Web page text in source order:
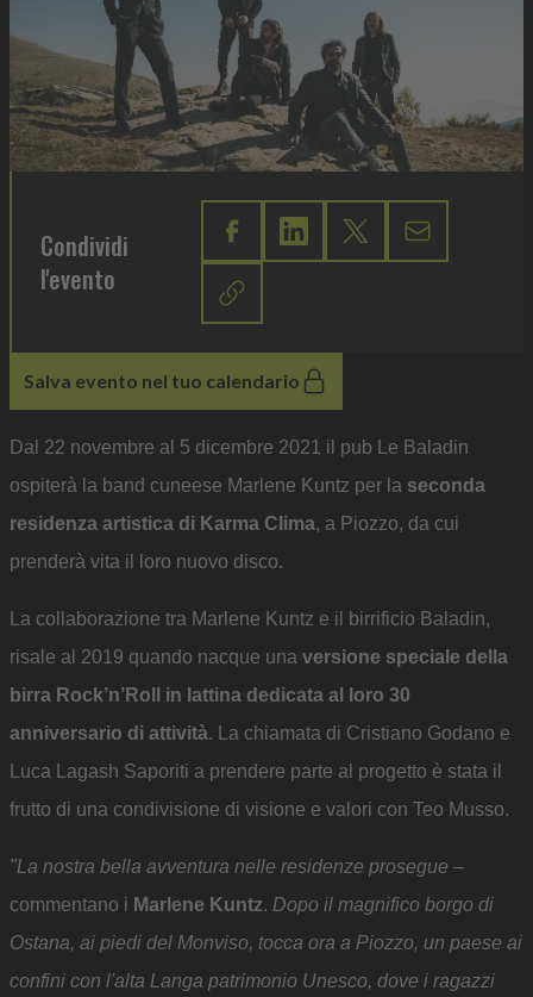
Condividi
l'evento
Salva evento nel tuo calendario
Dal 22 novembre al 5 dicembre 2021 il pub Le Baladin
ospiterà la band cuneese Marlene Kuntz per la seconda
residenza artistica di Karma Clima, a Piozzo, da cui
prenderà vita il loro nuovo disco.
La collaborazione tra Marlene Kuntz e il birrificio Baladin,
risale al 2019 quando nacque una versione speciale della
birra Rock’n’Roll in lattina dedicata al loro 30
anniversario di attività. La chiamata di Cristiano Godano e
Luca Lagash Saporiti a prendere parte al progetto è stata il
frutto di una condivisione di visione e valori con Teo Musso.
"La nostra bella avventura nelle residenze prosegue –
commentano i Marlene Kuntz. Dopo il magnifico borgo di
Ostana, ai piedi del Monviso, tocca ora a Piozzo, un paese ai
confini con l'alta Langa patrimonio Unesco, dove i ragazzi